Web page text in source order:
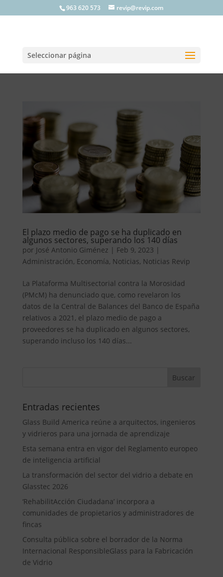
963 620 573 revip@revip.com
Seleccionar página
El plazo medio de pago se ha duplicado en
algunos sectores, superando los 140 días
por José Antonio Giménez | Feb 9, 2023 |
Administración, Economía, Noticias, Noticias Revip
La Plataforma Multisectorial contra la Morosidad
(PMcM) ha denunciado que, como revelaron los
datos de la Central de Balances del Banco de España
relativos a 2021, el plazo medio de pago a
proveedores se ha duplicado en algunos sectores,
superando incluso los 140 días...
Entradas recientes
Glass Build America reúne a arquitectos, ingenieros
y vidrieros para una jornada de aprendizaje
Esta semana entra en vigor del Reglamento europeo
de inteligencia artificial
La transformación del sector del vidrio a debate en
Glasstec 2026
‘RehabilitAcción Ciudadana’ incorpora a
comunidades de propietarios y administradores de
fincas
Consulta pública sobre el borrador de la Norma
Internacional ResponsibleGlass para la Fabricación
de Vidrio